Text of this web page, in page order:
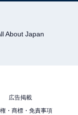
About Japan
広告掲載
・商標・免責事項